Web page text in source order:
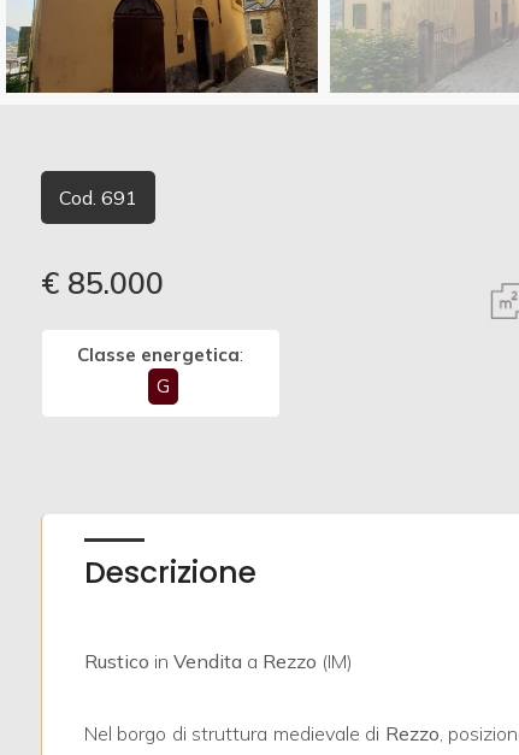
Vedi più foto
Cod. 691
€ 85.000
Classe energetica:
G
Descrizione
Rustico in Vendita a Rezzo (IM)
Nel borgo di struttura medievale di Rezzo,
Prezzo
minimi